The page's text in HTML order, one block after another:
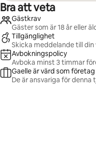
Bra att veta
Gästkrav
Gäster som är 18 år eller
Tillgänglighet
Skicka meddelande till
Avbokningspolicy
Avboka minst 3 timmar
Gaelle är värd som företag
De är ansvariga för denna